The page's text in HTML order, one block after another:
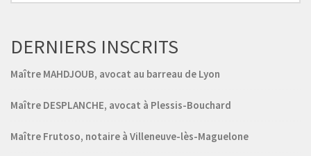
DERNIERS INSCRITS
Maître MAHDJOUB, avocat au barreau de Lyon
Maître DESPLANCHE, avocat à Plessis-Bouchard
Maître Frutoso, notaire à Villeneuve-lès-Maguelone